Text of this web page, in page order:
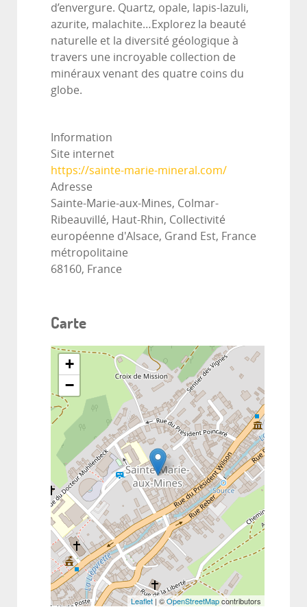
d’envergure. Quartz, opale, lapis-lazuli,
azurite, malachite…Explorez la beauté
naturelle et la diversité géologique à
travers une incroyable collection de
minéraux venant des quatre coins du
globe.
Information
Site internet
https://sainte-marie-mineral.com/
Adresse
Sainte-Marie-aux-Mines, Colmar-
Ribeauvillé, Haut-Rhin, Collectivité
européenne d'Alsace, Grand Est, France
métropolitaine
68160, France
Carte
+
−
Leaflet| ©OpenStreetMapcontributors